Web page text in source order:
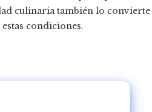
culinaria también lo convierte
condiciones.